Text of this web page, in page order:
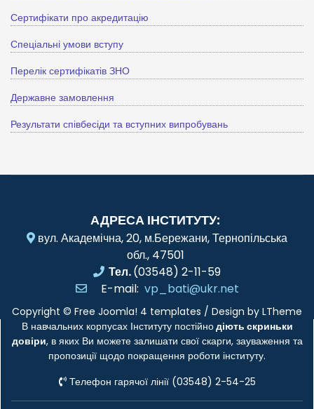
Сертифікати про акредитацію
Спеціальні умови вступу
Перелік сертифікатів ЗНО
Державне замовлення
Результати співбесіди та вступних випробувань
АДРЕСА ІНСТИТУТУ:
вул. Академічна, 20, м.Бережани, Тернопільська
обл., 47501
Тел.(03548) 2-11-59
E-mail: vp_bati@ukr.net
Copyright © Free Joomla! 4 templates / Design by LTheme
В навчальних корпусах Інституту постійнодіють скриньки
довіри, в яких Ви можете залишати свої скарги, зауваження та
пропозиції щодо покращення роботи інституту.
Телефон гарячої лінії (03548) 2-54-25